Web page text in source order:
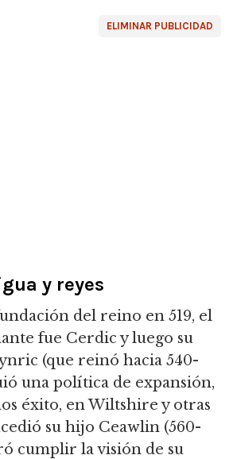
ELIMINAR PUBLICIDAD
y reyes
del reino en 519, el
fue Cerdic y luego su
(que reinó hacia 540-
una política de expansión,
éxito, en Wiltshire y otras
su hijo Ceawlin (560-
cumplir la visión de su